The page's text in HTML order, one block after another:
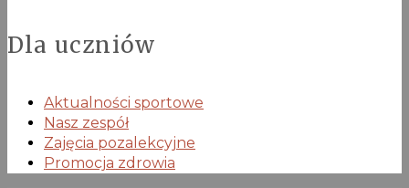
Dla uczniów
Aktualności sportowe
Nasz zespół
Zajęcia pozalekcyjne
Promocja zdrowia